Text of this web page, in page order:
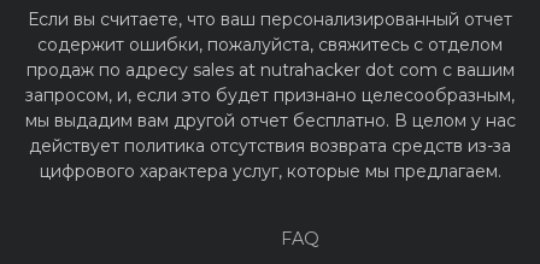
Если вы считаете, что ваш персонализированный отчет
содержит ошибки, пожалуйста, свяжитесь с отделом
продаж по адресу sales at nutrahacker dot com с вашим
запросом, и, если это будет признано целесообразным,
мы выдадим вам другой отчет бесплатно. В целом у нас
действует политика отсутствия возврата средств из-за
цифрового характера услуг, которые мы предлагаем.
FAQ